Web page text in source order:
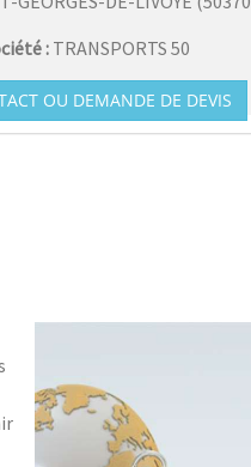
: TRANSPORTS 50
OU DEMANDE DE DEVIS